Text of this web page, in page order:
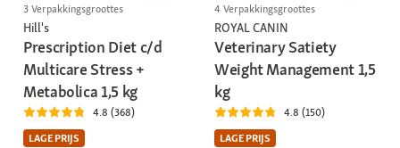
3 Verpakkingsgroottes
Hill's
Prescription Diet c/d
Multicare Stress +
Metabolica 1,5 kg
4.8 (368)
LAGE PRIJS
4 Verpakkingsgroottes
ROYAL CANIN
Veterinary Satiety
Weight Management 1,5
kg
4.8 (150)
LAGE PRIJS